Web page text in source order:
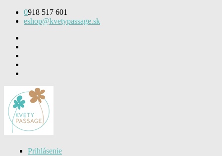
Skočiť na hlavný obsah
0918 517 601
eshop@kvetypassage.sk
Prihlásenie